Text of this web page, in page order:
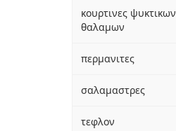
κουρτινες ψυκτικων
θαλαμων
περμανιτες
σαλαμαστρες
τεφλον